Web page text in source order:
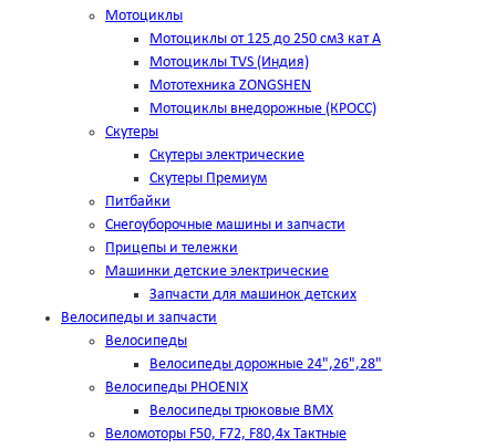
Мотоциклы
Мотоциклы от 125 до 250 см3 кат А
Мотоциклы TVS (Индия)
Мототехника ZONGSHEN
Мотоциклы внедорожные (КРОСС)
Скутеры
Скутеры электрические
Скутеры Премиум
Питбайки
Снегоуборочные машины и запчасти
Прицепы и тележки
Машинки детские электрические
Запчасти для машинок детских
Велосипеды и запчасти
Велосипеды
Велосипеды дорожные 24",26",28"
Велосипеды PHOENIX
Велосипеды трюковые BMX
Веломоторы F50, F72, F80,4х Тактные